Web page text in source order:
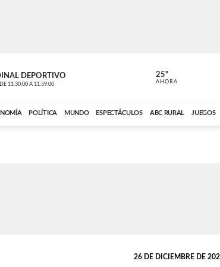
DEPORTIVO
DE 11:30:00 A 11:59:00 ABC CARDINAL
25º
AHORA
POLÍTICA MUNDO ESPECTÁCULOS ABC RURAL JUEGOS
26 DE DICIEMBRE DE